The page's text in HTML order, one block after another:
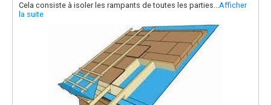
Cela consiste à isoler les rampants de toutes les parties...Afficher
la suite